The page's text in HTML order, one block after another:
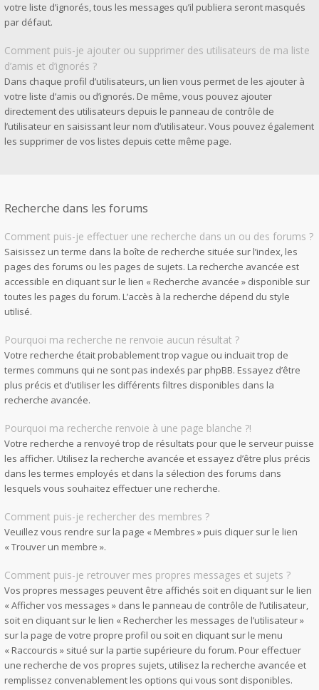
votre liste d’ignorés, tous les messages qu’il publiera seront masqués
par défaut.
Comment puis-je ajouter ou supprimer des utilisateurs de ma liste
d’amis et d’ignorés ?
Dans chaque profil d’utilisateurs, un lien vous permet de les ajouter à
votre liste d’amis ou d’ignorés. De même, vous pouvez ajouter
directement des utilisateurs depuis le panneau de contrôle de
l’utilisateur en saisissant leur nom d’utilisateur. Vous pouvez également
les supprimer de vos listes depuis cette même page.
Recherche dans les forums
Comment puis-je effectuer une recherche dans un ou des forums ?
Saisissez un terme dans la boîte de recherche située sur l’index, les
pages des forums ou les pages de sujets. La recherche avancée est
accessible en cliquant sur le lien « Recherche avancée » disponible sur
toutes les pages du forum. L’accès à la recherche dépend du style
utilisé.
Pourquoi ma recherche ne renvoie aucun résultat ?
Votre recherche était probablement trop vague ou incluait trop de
termes communs qui ne sont pas indexés par phpBB. Essayez d’être
plus précis et d’utiliser les différents filtres disponibles dans la
recherche avancée.
Pourquoi ma recherche renvoie à une page blanche ?!
Votre recherche a renvoyé trop de résultats pour que le serveur puisse
les afficher. Utilisez la recherche avancée et essayez d’être plus précis
dans les termes employés et dans la sélection des forums dans
lesquels vous souhaitez effectuer une recherche.
Comment puis-je rechercher des membres ?
Veuillez vous rendre sur la page « Membres » puis cliquer sur le lien
« Trouver un membre ».
Comment puis-je retrouver mes propres messages et sujets ?
Vos propres messages peuvent être affichés soit en cliquant sur le lien
« Afficher vos messages » dans le panneau de contrôle de l’utilisateur,
soit en cliquant sur le lien « Rechercher les messages de l’utilisateur »
sur la page de votre propre profil ou soit en cliquant sur le menu
« Raccourcis » situé sur la partie supérieure du forum. Pour effectuer
une recherche de vos propres sujets, utilisez la recherche avancée et
remplissez convenablement les options qui vous sont disponibles.